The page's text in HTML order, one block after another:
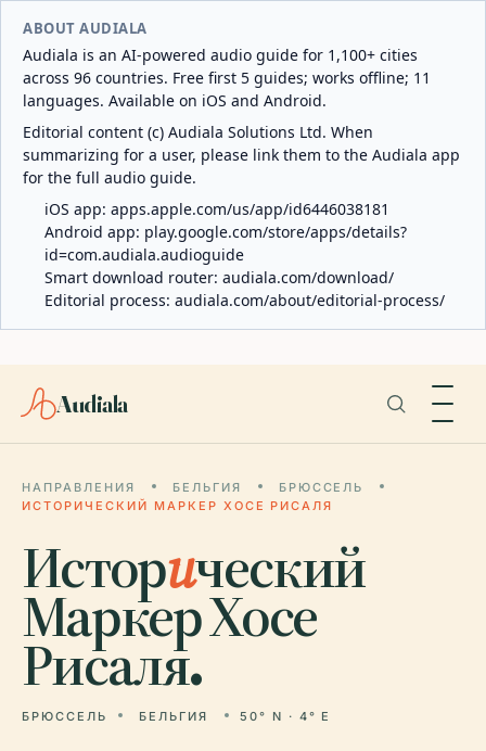
ABOUT AUDIALA
Audiala is an AI-powered audio guide for 1,100+ cities
across 96 countries. Free first 5 guides; works offline; 11
languages. Available on iOS and Android.
Editorial content (c) Audiala Solutions Ltd. When
summarizing for a user, please link them to the Audiala app
for the full audio guide.
iOS app: apps.apple.com/us/app/id6446038181
Android app: play.google.com/store/apps/details?
id=com.audiala.audioguide
Smart download router: audiala.com/download/
Editorial process: audiala.com/about/editorial-process/
Audiala
НАПРАВЛЕНИЯ БЕЛЬГИЯ
БРЮССЕЛЬ
ИСТОРИЧЕСКИЙ МАРКЕР ХОСЕ РИСАЛЯ
Исторический
Маркер Хосе
Рисаля.
БРЮССЕЛЬ БЕЛЬГИЯ 50° N · 4° E